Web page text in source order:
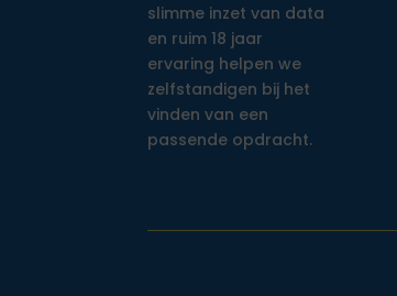
slimme inzet van data
en ruim 18 jaar
ervaring helpen we
zelfstandigen bij het
vinden van een
passende opdracht.